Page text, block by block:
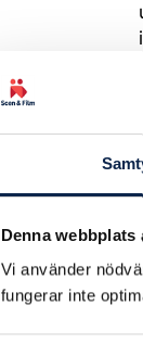
Denna webbplats
Vi använder
fungerar inte